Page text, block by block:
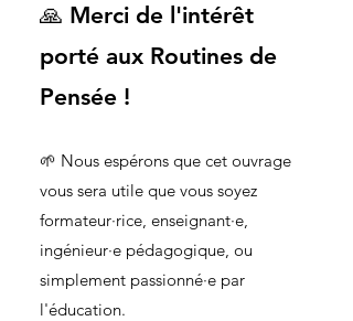
🙏 Merci de l'intérêt
porté aux Routines de
Pensée !
🌱 Nous espérons que cet ouvrage
vous sera utile que vous soyez
formateur·rice, enseignant·e,
ingénieur·e pédagogique, ou
simplement passionné·e par
l'éducation.